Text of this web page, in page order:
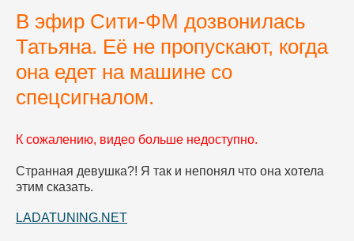
В эфир Сити-ФМ дозвонилась
Татьяна. Её не пропускают, когда
она едет на машине со
спецсигналом.
К сожалению, видео больше недоступно.
Странная девушка?! Я так и непонял что она хотела
этим сказать.
LADATUNING.NET